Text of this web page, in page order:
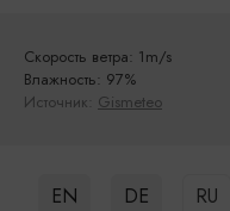
Скорость ветра: 1m/s
Влажность: 97%
Источник: Gismeteo
EN DE RU